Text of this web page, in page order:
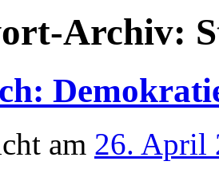
Archiv:
am 26. April